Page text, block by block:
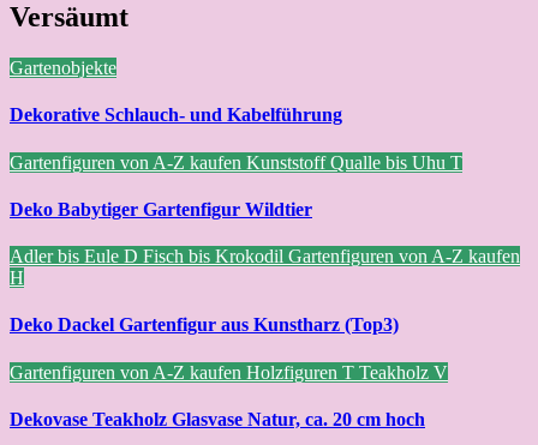
Versäumt
Gartenobjekte
Dekorative Schlauch- und Kabelführung
Gartenfiguren von A-Z kaufen KunststoffQualle bis Uhu T
Deko Babytiger Gartenfigur Wildtier
Adler bis Eule D Fisch bis Krokodil Gartenfiguren von A-Z kaufen
H
Deko Dackel Gartenfigur aus Kunstharz (Top3)
Gartenfiguren von A-Z kaufen Holzfiguren T Teakholz V
Dekovase Teakholz Glasvase Natur, ca. 20 cm hoch